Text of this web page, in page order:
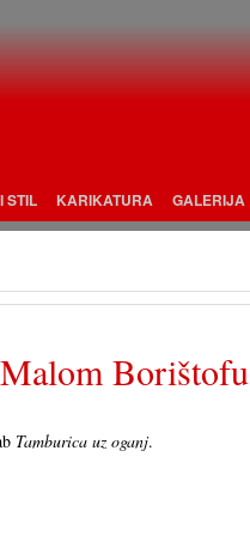
STIL KARIKATURA GALERIJA
Borištofu
Tamburica uz oganj.